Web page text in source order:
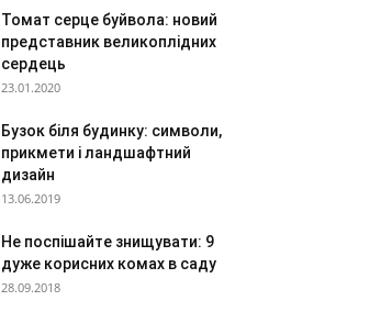
Томат серце буйвола: новий
представник великоплідних
сердець
23.01.2020
Бузок біля будинку: символи,
прикмети і ландшафтний
дизайн
13.06.2019
Не поспішайте знищувати: 9
дуже корисних комах в саду
28.09.2018